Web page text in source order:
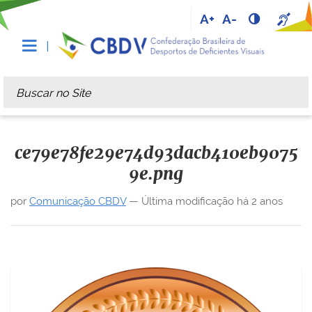
A+ A-
Busca
Busca Avançada…
ce79e78fe29e74d93dacb410eb9075
9e.png
por Comunicação CBDV— Última modificação há 2 anos